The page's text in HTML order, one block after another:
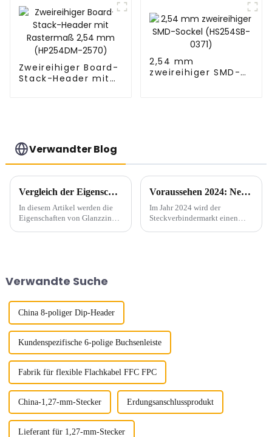
Zweireihiger Board-
Stack-Header mit
2,54 mm
zweireihiger SMD-
Verwandter Blog
Vergleich der Eigenschaften und Anwendung von Glanzzinn und Nebelzinn bei der Verzinnung
In diesem Artikel werden die
Eigenschaften von Glanzzinn
Voraussehen 2024: Neuer Trend auf dem Steckverbindermarkt
Im Jahr 2024 wird der
Steckverbindermarkt einen
Verwandte Suche
China 8-poliger Dip-Header
Kundenspezifische 6-polige Buchsenleiste
Fabrik für flexible Flachkabel FFC FPC
China-1,27-mm-Stecker Erdungsanschlussprodukt
Lieferant für 1,27-mm-Stecker